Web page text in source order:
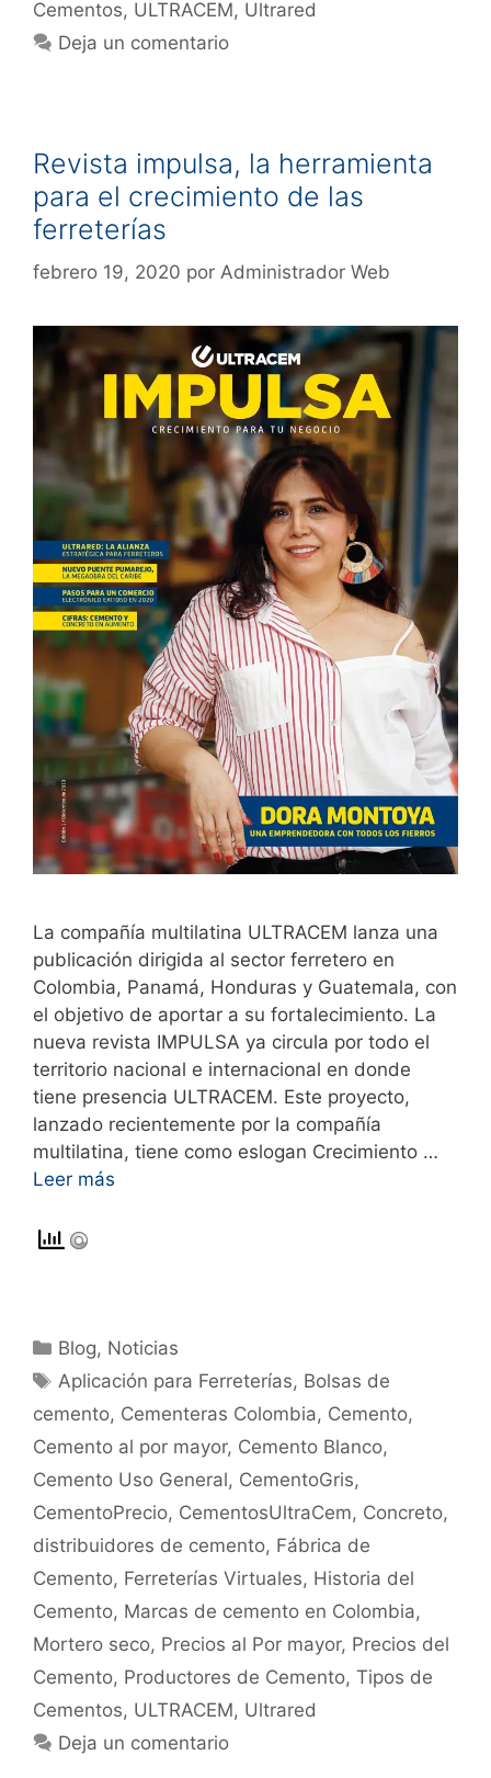
Cementos, ULTRACEM, Ultrared
Deja un comentario
Revista impulsa, la herramienta
para el crecimiento de las
ferreterías
febrero 19, 2020 por Administrador Web
La compañía multilatina ULTRACEM lanza una
publicación dirigida al sector ferretero en
Colombia, Panamá, Honduras y Guatemala, con
el objetivo de aportar a su fortalecimiento. La
nueva revista IMPULSA ya circula por todo el
territorio nacional e internacional en donde
tiene presencia ULTRACEM. Este proyecto,
lanzado recientemente por la compañía
multilatina, tiene como eslogan Crecimiento …
Leer más
Blog, Noticias
Aplicación para Ferreterías, Bolsas de
cemento, Cementeras Colombia, Cemento,
Cemento al por mayor, Cemento Blanco,
Cemento Uso General, CementoGris,
CementoPrecio, CementosUltraCem, Concreto,
distribuidores de cemento, Fábrica de
Cemento, Ferreterías Virtuales, Historia del
Cemento, Marcas de cemento en Colombia,
Mortero seco, Precios al Por mayor, Precios del
Cemento, Productores de Cemento, Tipos de
Cementos, ULTRACEM, Ultrared
Deja un comentario